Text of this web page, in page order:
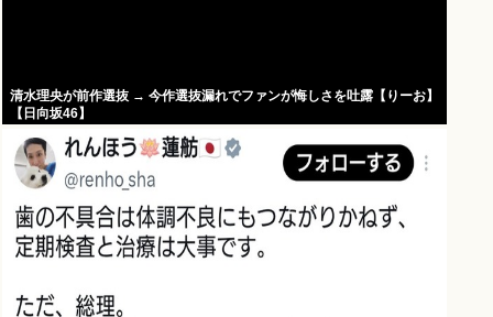
清水理央が前作選抜 → 今作選抜漏れでファンが悔しさを吐露【りーお】
【日向坂46】